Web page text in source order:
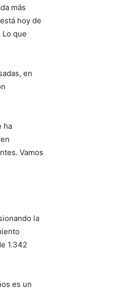
más
hoy de
que
en
ha
Vamos
la
1.342
es un